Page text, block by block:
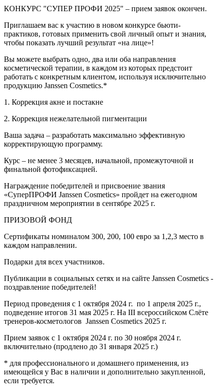
КОНКУРС "СУПЕР ПРОФИ 2025" – прием заявок окончен.
Приглашаем вас к участию в новом конкурсе бьюти-
практиков, готовых применить свой личный опыт и знания,
чтобы показать лучший результат «на лице»!
Вы можете выбрать одно, два или оба направления
косметической терапии, в каждом из которых предстоит
работать с конкретным клиентом, используя исключительно
продукцию Janssen Cosmetics.*
1. Коррекция акне и постакне
2. Коррекция нежелательной пигментации
Ваша задача – разработать максимально эффективную
корректирующую программу.
Курс – не менее 3 месяцев, начальной, промежуточной и
финальной фотофиксацией.
Награждение победителей и присвоение звания
«СуперПРОФИ Janssen Cosmetics» пройдет на ежегодном
праздничном мероприятии в сентябре 2025 г.
ПРИЗОВОЙ ФОНД
Сертификаты номиналом 300, 200, 100 евро за 1,2,3 место в
каждом направлении.
Подарки для всех участников.
Публикации в социальных сетях и на сайте Janssen Cosmetics -
поздравление победителей!
Период проведения с 1 октября 2024 г. по 1 апреля 2025 г.,
подведение итогов 31 мая 2025 г. На III всероссийском Слёте
тренеров-косметологов Janssen Cosmetics 2025 г.
Прием заявок с 1 октября 2024 г. по 30 ноября 2024 г.
включительно (продлено до 31 января 2025 г.)
* для профессионального и домашнего применения, из
имеющейся у Вас в наличии и дополнительно закупленной,
если требуется.